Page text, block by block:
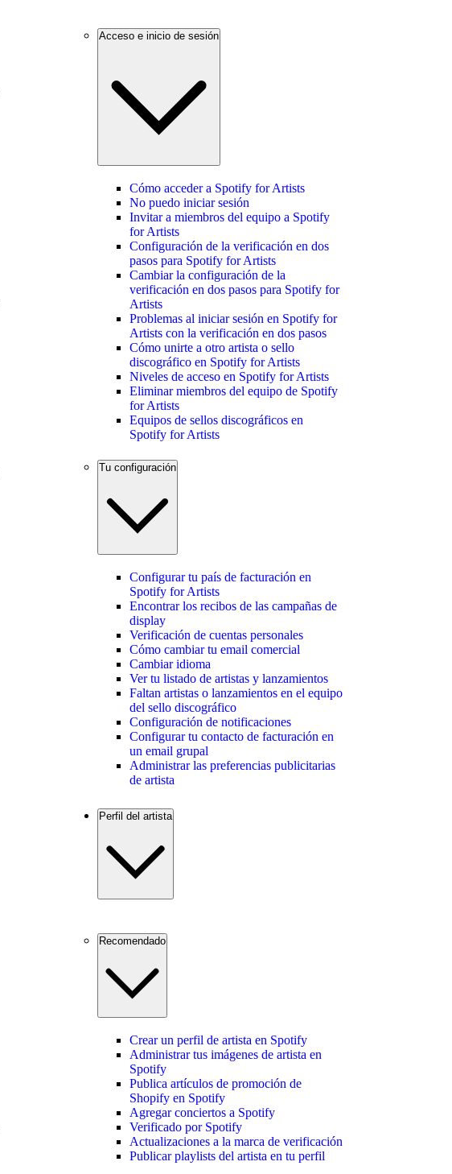
Acceso e inicio de sesión
Cómo acceder a Spotify for Artists
No puedo iniciar sesión
Invitar a miembros del equipo a Spotify
for Artists
Configuración de la verificación en dos
pasos para Spotify for Artists
Cambiar la configuración de la
verificación en dos pasos para Spotify for
Artists
Problemas al iniciar sesión en Spotify for
Artists con la verificación en dos pasos
Cómo unirte a otro artista o sello
discográfico en Spotify for Artists
Niveles de acceso en Spotify for Artists
Eliminar miembros del equipo de Spotify
for Artists
Equipos de sellos discográficos en
Spotify for Artists
Tu configuración
Configurar tu país de facturación en
Spotify for Artists
Encontrar los recibos de las campañas de
display
Verificación de cuentas personales
Cómo cambiar tu email comercial
Cambiar idioma
Ver tu listado de artistas y lanzamientos
Faltan artistas o lanzamientos en el equipo
del sello discográfico
Configuración de notificaciones
Configurar tu contacto de facturación en
un email grupal
Administrar las preferencias publicitarias
de artista
Perfil del artista
Recomendado
Crear un perfil de artista en Spotify
Administrar tus imágenes de artista en
Spotify
Publica artículos de promoción de
Shopify en Spotify
Agregar conciertos a Spotify
Verificado por Spotify
Actualizaciones a la marca de verificación
Publicar playlists del artista en tu perfil